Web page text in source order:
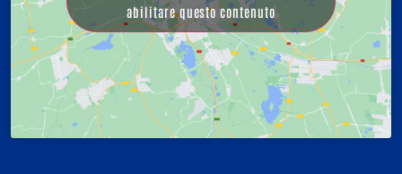
abilitare questo contenuto